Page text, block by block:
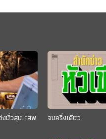
งมั่วสุม..เสพ
จบครึ่งเดียว